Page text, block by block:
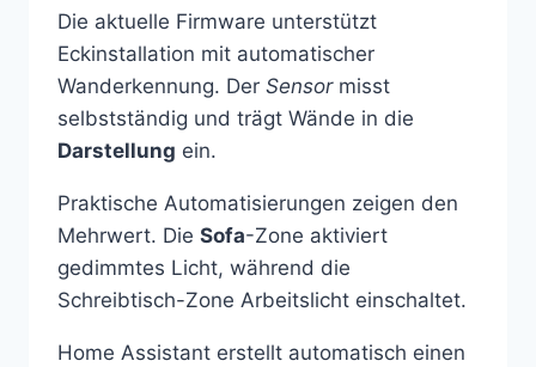
Die aktuelle Firmware unterstützt
Eckinstallation mit automatischer
Wanderkennung. Der Sensormisst
selbstständig und trägt Wände in die
Darstellung ein.
Praktische Automatisierungen zeigen den
Mehrwert. Die Sofa-Zone aktiviert
gedimmtes Licht, während die
Schreibtisch-Zone Arbeitslicht einschaltet.
Home Assistant erstellt automatisch einen